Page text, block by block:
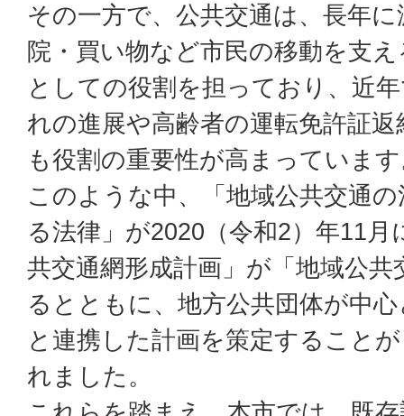
その一方で、公共交通は、長年
院・買い物など市民の移動を支
としての役割を担っており、近
れの進展や高齢者の運転免許証
も役割の重要性が高まっていま
このような中、「地域公共交通
る法律」が2020（令和2）年11
共交通網形成計画」が「地域公
るとともに、地方公共団体が中
と連携した計画を策定すること
れました。